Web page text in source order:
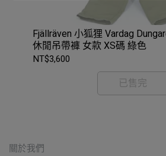
Fjällräven 小狐狸 Vardag
休閒吊帶褲 女款 XS碼 綠色
NT$3,600
已售完
關於我們